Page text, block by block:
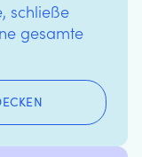
schließe
gesamte